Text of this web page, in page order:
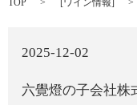
2025-12-02
六覺燈の子会社株